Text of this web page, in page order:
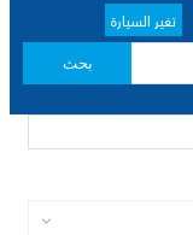
تغير السيارة
بحث